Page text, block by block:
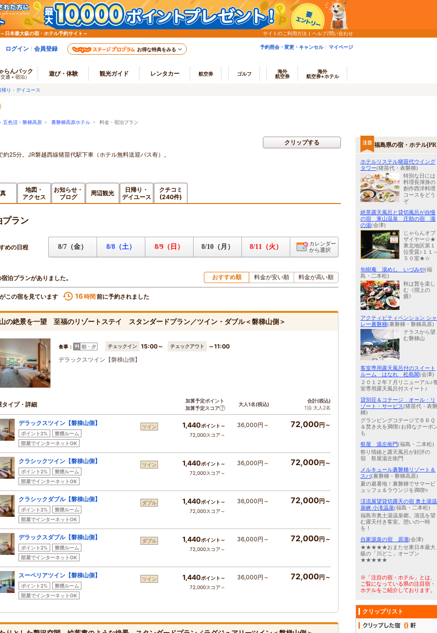
日本最大級の宿・ホテル予約サイト～ サイトのご利用方法 ヘルプ/問い合わせ
ログイン 会員登録 お得な特典をみる 予約照会・変更・キャンセル マイページ
らんパック
通＋宿泊） 遊び・体験 観光ガイド レンタカー 航空券 ゴルフ
海外
航空券
海外
航空券+ホテル
帰り・デイユース
五色沼・磐梯高原 > 裏磐梯高原ホテル > 料金・宿泊プラン
25分。JR磐越西線猪苗代駅下車（ホテル無料送迎バス有）。
クリップする
地図・
アクセス
お知らせ・
ブログ
周辺観光
日帰り・
デイユース
クチコミ
(240件)
プラン
めの日程 8/7（金） 8/8（土） 8/9（日） 8/10（月） 8/11（火）
カレンダー
から選択
泊プランがありました。 おすすめ順 料金が安い順 料金が高い順
この宿を見ています 16時間 前に予約されました
の絶景を一望 至福のリゾートステイ スタンダードプラン／ツイン・ダブル＜磐梯山側＞
食事： 朝・夕 チェックイン 15:00～ チェックアウト
～11:00
デラックスツイン【磐梯山側】
タイプ・詳細
加算予定ポイント
加算予定スコア
大人1名(税込)
合計(税込)
1泊 大人2名
デラックスツイン【磐梯山側】
ポイント2%
禁煙ルーム
部屋でインターネットOK
ツイン 1,440ポイント～
72,000スコア～
36,000円～ 72,000円～
クラシックツイン【磐梯山側】
ポイント2%
禁煙ルーム
部屋でインターネットOK
ツイン 1,440ポイント～
72,000スコア～
36,000円～ 72,000円～
クラシックダブル【磐梯山側】
ポイント2%
禁煙ルーム
部屋でインターネットOK
ダブル 1,440ポイント～
72,000スコア～
36,000円～ 72,000円～
デラックスダブル【磐梯山側】
ポイント2%
禁煙ルーム
部屋でインターネットOK
ダブル 1,440ポイント～
72,000スコア～
36,000円～ 72,000円～
スーペリアツイン【磐梯山側】
ポイント2%
禁煙ルーム
部屋でインターネットOK
ツイン 1,440ポイント～
72,000スコア～
36,000円～ 72,000円～
福島県の宿・ホテル
ホテルリステル猪苗代ウイング
タワー(猪苗代・表磐梯)
特別な日には
料理長渾身の
創作西洋料理
コースをどう
ぞ
絶景露天風呂と貸切風呂が自慢
の宿 東山温泉 庄助の宿 瀧
の湯(会津)
じゃらんオブ
ザイヤー☆★
東北地区第１
位受賞♪１１
５０室★☆
旬樹庵 湯めし いづみや(福
島・二本松)
秋は贅を楽し
む《摺上の
膳》
アクティビティペンション シャ
レー裏磐梯(裏磐梯・磐梯高原)
テラスから望
む磐梯山
客室専用露天風呂付のスイート
ルーム はなれ 松島閣(会津)
２０１２年７月リニューアル♪
室専用露天風呂付スイート♪
貸別荘＆コテージ オール・リ
ゾート・サービス(猪苗代・表磐
梯)
グランピングコテージでＢＢＱ
＆焚き火を満喫♪お得なクーポ
も
祭屋 湯左衛門(福島・二本松)
祭り情緒と露天風呂が好評の
宿 祭屋湯左衛門
メルキュール裏磐梯リゾート＆
スパ(裏磐梯・磐梯高原)
夏の避暑地！裏磐梯でサマービ
ュッフェ＆ラウンジを満喫○
渓流展望貸切露天の宿 奥土湯温
泉峡 小滝温泉(福島・二本松)
福島市奥土湯温泉郷。清流を望
む露天付き客室。憩いの一時
を！
自家源泉の宿 原瀧(会津)
★★★★★おまたせ東日本最大
級の「川どこ」オープン
★★★★★
※「注目の宿・ホテル」とは、
ご覧になっている県の注目宿・
ホテルをご紹介しております。
クリップリスト
0